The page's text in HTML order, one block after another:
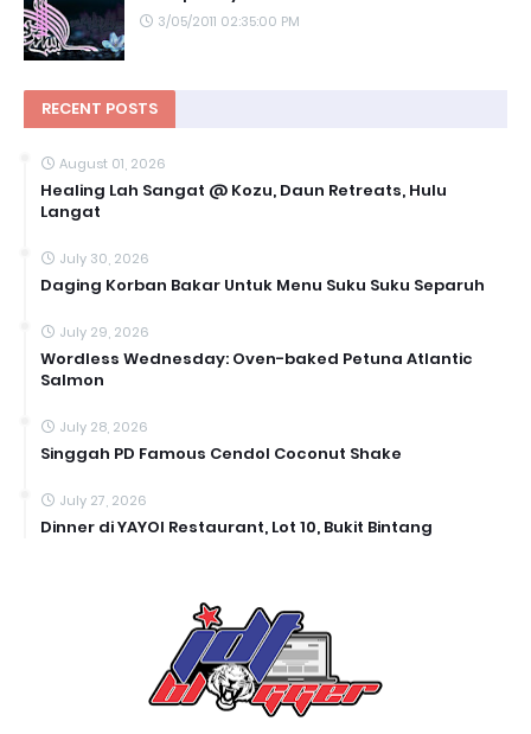
3/05/2011 02:35:00 PM
RECENT POSTS
August 01, 2026
Healing Lah Sangat @ Kozu, Daun Retreats, Hulu
Langat
July 30, 2026
Daging Korban Bakar Untuk Menu Suku Suku Separuh
July 29, 2026
Wordless Wednesday: Oven-baked Petuna Atlantic
Salmon
July 28, 2026
Singgah PD Famous Cendol Coconut Shake
July 27, 2026
Dinner di YAYOI Restaurant, Lot 10, Bukit Bintang